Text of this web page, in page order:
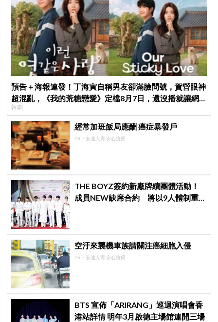
預告＋海報連發！丁海寅自稱男友卻滿臉問號，賀營眼神
超混亂，《我的荒糖戀愛》定檔8月7日，還沒播就讓網
友瘋猜結局
韓劇
經常加班飯局應酬 癌症暴發戶
PR・安達人壽 安心抗癌
THE BOYZ簽約新廠牌續團體活動！
成員NEW缺席合約 將以9人體制重
空汙來襲機車族請關注癌細胞入侵
PR・安達人壽 安心抗癌
BTS 宣佈「ARIRANG」巡迴演唱會香
港站詳情 明年3月啟德主場館連開三場